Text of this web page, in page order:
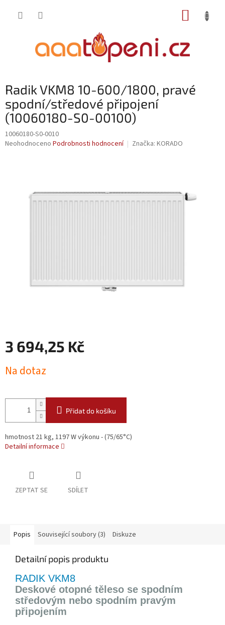
Radik VKM8 10-600/1800, pravé
spodní/středové připojení
(10060180-S0-00100)
10060180-S0-0010
Průměrné
Neohodnoceno Podrobnosti hodnocení Značka: KORADO
3 694,25 Kč
cena:
Na dotaz
Přidat do košíku
hmotnost 21 kg, 1197 W výkonu - (75/65°C)
Detailní informace
ZEPTAT SE SDÍLET
Popis Související soubory (3) Diskuze
Detailní popis produktu
RADIK VKM8
Deskové otopné těleso se spodním
středovým nebo spodním pravým
připojením